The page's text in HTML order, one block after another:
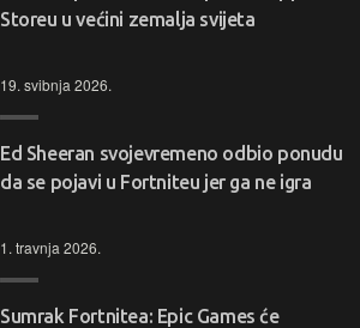
Storeu u većini zemalja svijeta
19. svibnja 2026.
Ed Sheeran svojevremeno odbio ponudu
da se pojavi u Fortniteu jer ga ne igra
1. travnja 2026.
Sumrak Fortnitea: Epic Games će